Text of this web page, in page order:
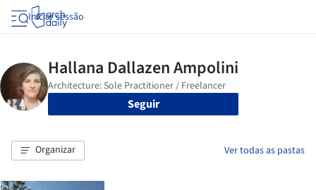
Iniciar sessão
Seguir
Organizar Ver todas as pastas